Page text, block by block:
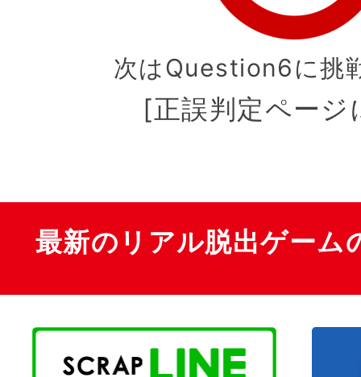
次はQuestion6に挑
[正誤判定ページ
最新のリアル脱出ゲーム